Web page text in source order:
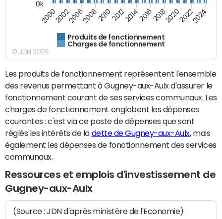
Produits de fonctionnement
Charges de fonctionnement
200020022006200820102012201420162018202020222024
0k
© JDN 2026
Les produits de fonctionnement représentent l'ensemble
des revenus permettant à Gugney-aux-Aulx d'assurer le
fonctionnement courant de ses services communaux. Les
charges de fonctionnement englobent les dépenses
courantes : c'est via ce poste de dépenses que sont
réglés les intérêts de la dette de Gugney-aux-Aulx, mais
également les dépenses de fonctionnement des services
communaux.
Ressources et emplois d'investissement de
Gugney-aux-Aulx
(Source : JDN d'après ministère de l'Economie)